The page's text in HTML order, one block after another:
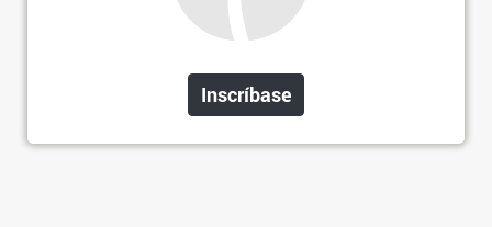
Inscríbase